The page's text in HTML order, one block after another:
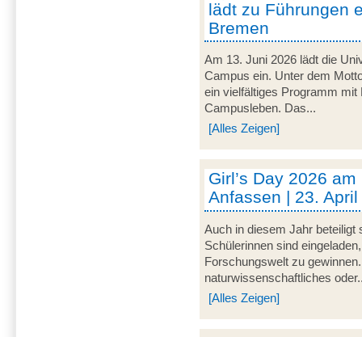
lädt zu Führungen
Bremen
Am 13. Juni 2026 lädt die
Campus ein. Unter dem
ein vielfältiges Programm
Campusleben. Das...
[Alles Zeigen]
Girl’s Day 2026
Anfassen | 23.
Auch in diesem Jahr beteiligt
Schülerinnen sind
Forschungswelt zu
naturwissenschaftliches
[Alles Zeigen]